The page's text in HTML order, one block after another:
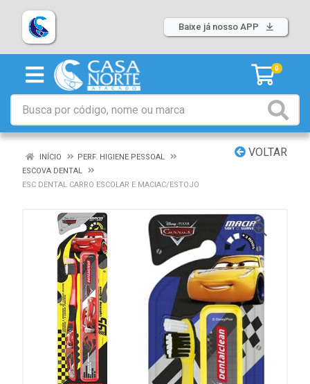
Baixe já nosso APP
0
VOLTAR
INÍCIO
PERF. HIGIENE PESSOAL
ESCOVA DENTAL
ESC DENTAL CARRO ESCOLAR E.MACIAC/ESTOJO